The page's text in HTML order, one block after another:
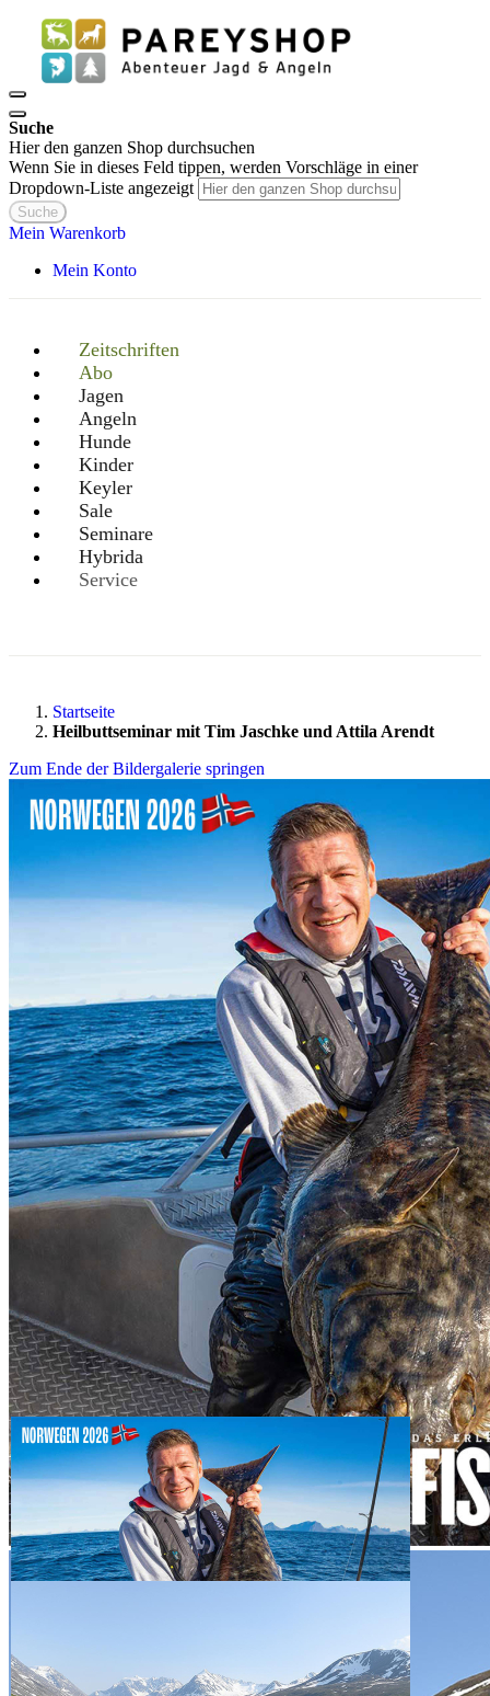
Suche
Hier den ganzen Shop durchsuchen
Wenn Sie in dieses Feld tippen, werden Vorschläge in einer
Dropdown-Liste angezeigt
Suche
Mein Warenkorb
Mein Konto
Zeitschriften
Abo
Jagen
Angeln
Hunde
Kinder
Keyler
Sale
Seminare
Hybrida
Service
Startseite
Heilbuttseminar mit Tim Jaschke und Attila Arendt
Zum Ende der Bildergalerie springen
Zum Anfang der Bildergalerie springen
Artikel-Nr. S63HEIL
Heilbuttseminar mit
Tim Jaschke und
Attila Arendt